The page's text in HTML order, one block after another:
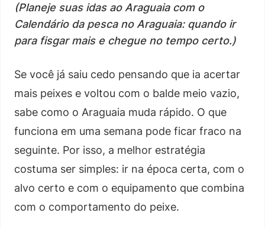
(Planeje suas idas ao Araguaia com o
Calendário da pesca no Araguaia: quando ir
para fisgar mais e chegue no tempo certo.)
Se você já saiu cedo pensando que ia acertar
mais peixes e voltou com o balde meio vazio,
sabe como o Araguaia muda rápido. O que
funciona em uma semana pode ficar fraco na
seguinte. Por isso, a melhor estratégia
costuma ser simples: ir na época certa, com o
alvo certo e com o equipamento que combina
com o comportamento do peixe.